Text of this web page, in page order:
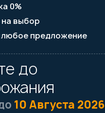
0%
выбор
предложение
до
10 Августа 2026